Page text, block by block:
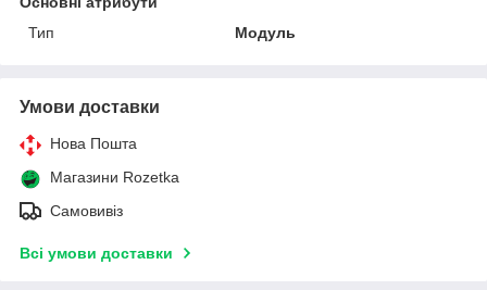
Тип
Модуль
Умови доставки
Нова Пошта
Магазини Rozetka
Самовивіз
Всі умови доставки